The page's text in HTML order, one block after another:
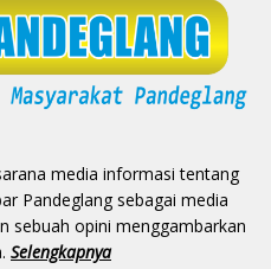
media informasi tentang
Pandeglang sebagai media
sebuah opini menggambarkan
Selengkapnya